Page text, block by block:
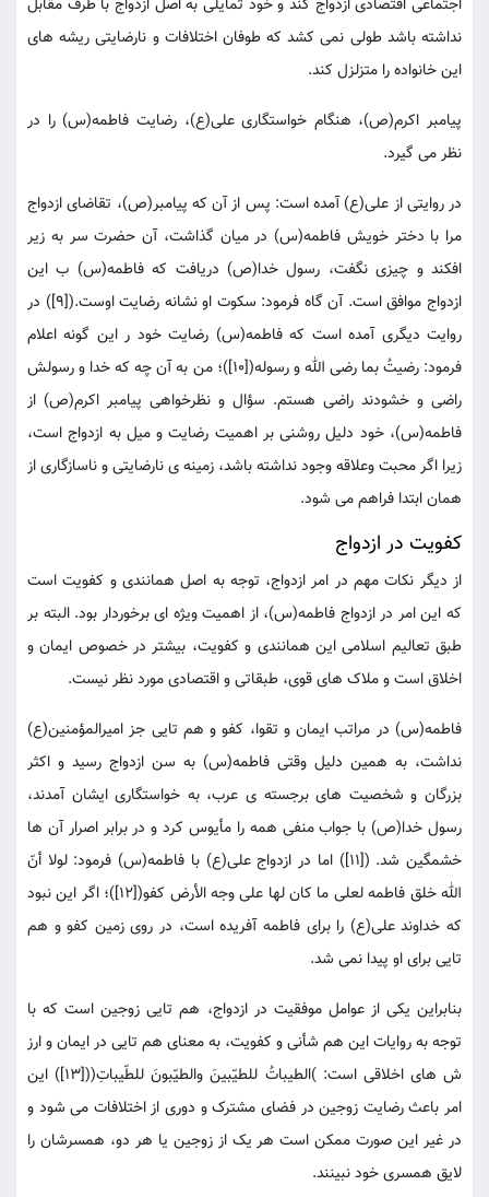
اجتماعی اقتصادی ازدواج کند و خود تمایلی به اصل ازدواج با طرف مقابل
نداشته باشد طولی نمی کشد که طوفان اختلافات و نارضایتی ریشه های
این خانواده را متزلزل کند.
پیامبر اکرم(ص)، هنگام خواستگاری علی(ع)، رضایت فاطمه(س) را در
نظر می گیرد.
در روایتی از علی(ع) آمده است: پس از آن که پیامبر(ص)، تقاضای ازدواج
مرا با دختر خویش فاطمه(س) در میان گذاشت، آن حضرت سر به زیر
افکند و چیزی نگفت، رسول خدا(ص) دریافت که فاطمه(س) ب این
ازدواج موافق است. آن گاه فرمود: سکوت او نشانه رضایت اوست.([9]) در
روایت دیگری آمده است که فاطمه(س) رضایت خود ر این گونه اعلام
فرمود: رضیتُ بما رضی الله و رسوله([10])؛ من به آن چه که خدا و رسولش
راضی و خشودند راضی هستم. سؤال و نظرخواهی پیامبر اکرم(ص) از
فاطمه(س)، خود دلیل روشنی بر اهمیت رضایت و میل به ازدواج است،
زیرا اگر محبت وعلاقه وجود نداشته باشد، زمینه ی نارضایتی و ناسازگاری از
همان ابتدا فراهم می شود.
کفویت در ازدواج
از دیگر نکات مهم در امر ازدواج، توجه به اصل همانندی و کفویت است
که این امر در ازدواج فاطمه(س)، از اهمیت ویژه ای برخوردار بود. البته بر
طبق تعالیم اسلامی این همانندی و کفویت، بیشتر در خصوص ایمان و
اخلاق است و ملاک های قوی، طبقاتی و اقتصادی مورد نظر نیست.
فاطمه(س) در مراتب ایمان و تقوا، کفو و هم تایی جز امیرالمؤمنین(ع)
نداشت، به همین دلیل وقتی فاطمه(س) به سن ازدواج رسید و اکثر
بزرگان و شخصیت های برجسته ی عرب، به خواستگاری ایشان آمدند،
رسول خدا(ص) با جواب منفی همه را مأیوس کرد و در برابر اصرار آن ها
خشمگین شد. ([11]) اما در ازدواج علی(ع) با فاطمه(س) فرمود: لولا أنّ
الله خلق فاطمه لعلی ما کان لها علی وجه الأرض کفو([12])؛ اگر این نبود
که خداوند علی(ع) را برای فاطمه آفریده است، در روی زمین کفو و هم
تایی برای او پیدا نمی شد.
بنابراین یکی از عوامل موفقیت در ازدواج، هم تایی زوجین است که با
توجه به روایات این هم شأنی و کفویت، به معنای هم تایی در ایمان و ارز
ش های اخلاقی است: )الطیباتُ للطیّبینَ والطیّبونَ للطّیباتِ(([13]) این
امر باعث رضایت زوجین در فضای مشترک و دوری از اختلافات می شود و
در غیر این صورت ممکن است هر یک از زوجین یا هر دو، همسرشان را
لایق همسری خود نبینند.